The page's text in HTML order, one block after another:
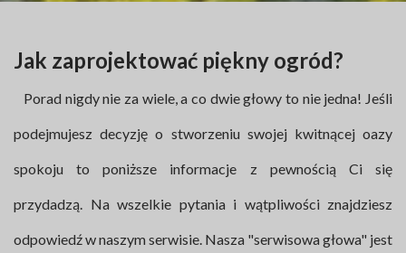
Jak zaprojektować piękny ogród?
Porad nigdy nie za wiele, a co dwie głowy to nie jedna! Jeśli
podejmujesz decyzję o stworzeniu swojej kwitnącej oazy
spokoju to poniższe informacje z pewnością Ci się
przydadzą. Na wszelkie pytania i wątpliwości znajdziesz
odpowiedź w naszym serwisie. Nasza "serwisowa głowa" jest